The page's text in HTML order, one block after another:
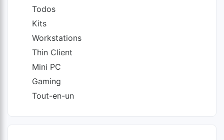
Todos
Kits
Workstations
Thin Client
Mini PC
Gaming
Tout-en-un